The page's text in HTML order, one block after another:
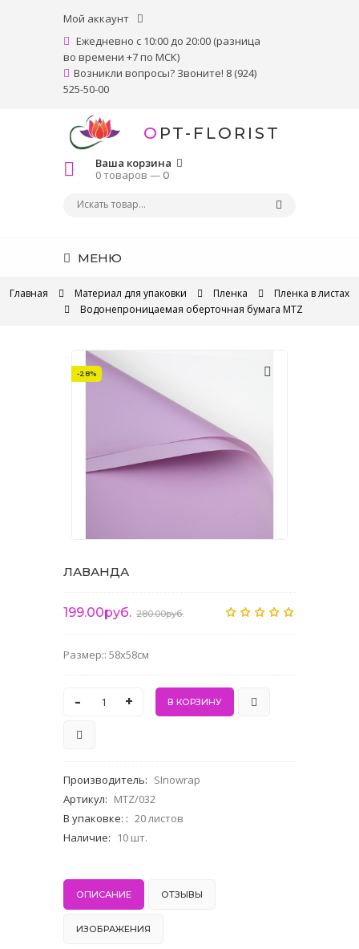
Мой аккаунт
Ежедневно с 10:00 до 20:00 (разница
во времени +7 по МСК)
Возникли вопросы? Звоните! 8 (924)
525-50-00
OPT-FLORIST
Ваша корзина
0 товаров —0
МЕНЮ
Главная Материал для упаковки Пленка
Пленка в листах
Водонепроницаемая оберточная бумага MTZ
-28%
ЛАВАНДА
199.00руб. 280.00руб.
Размер:: 58x58см
- +
Производитель: SInowrap
Артикул: MTZ/032
В упаковке: : 20 листов
Наличие: 10 шт.
ОПИСАНИЕ ОТЗЫВЫ
ИЗОБРАЖЕНИЯ